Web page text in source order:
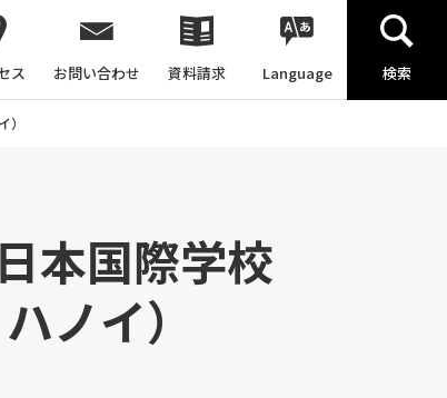
ス お問い合わせ 資料請求 Language 検索
本国際学校
ノイ）